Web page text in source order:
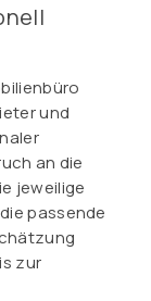
und
an die
jeweilige
passende
zur